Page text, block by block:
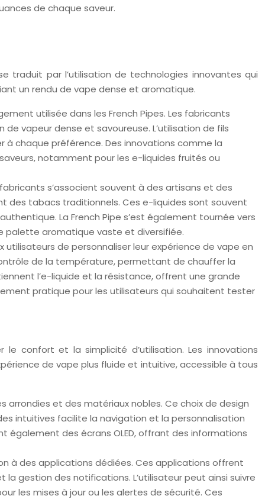
de chaque saveur.
traduit par l’utilisation de technologies innovantes qui
un rendu de vape dense et aromatique.
utilisée dans les French Pipes. Les fabricants
vapeur dense et savoureuse. L’utilisation de fils
chaque préférence. Des innovations comme la
notamment pour les e-liquides fruités ou
s’associent souvent à des artisans et des
des tabacs traditionnels. Ces e-liquides sont souvent
La French Pipe s’est également tournée vers
palette aromatique vaste et diversifiée.
de personnaliser leur expérience de vape en
de la température, permettant de chauffer la
l’e-liquide et la résistance, offrent une grande
pratique pour les utilisateurs qui souhaitent tester
le confort et la simplicité d’utilisation. Les innovations
de vape plus fluide et intuitive, accessible à tous
arrondies et des matériaux nobles. Ce choix de design
intuitives facilite la navigation et la personnalisation
également des écrans OLED, offrant des informations
à des applications dédiées. Ces applications offrent
gestion des notifications. L’utilisateur peut ainsi suivre
les mises à jour ou les alertes de sécurité. Ces